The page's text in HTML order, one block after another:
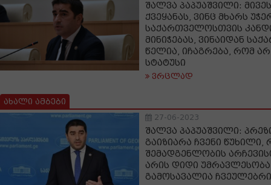
შალვა პაპუაშვილი:
ქვეყანას, ვინც მხარს
საქართველოსთვის
მინიჭებას, ვინაიდან
წელია, იჩაგრება, რომ
სტატუსი
ვრცლად
ახალი ამბები
27-06-2023
შალვა პაპუაშვილი:
გაიზიარა ჩვენი წუხილი,
შემადგენლობის
არის დიდი
გამოსავალია